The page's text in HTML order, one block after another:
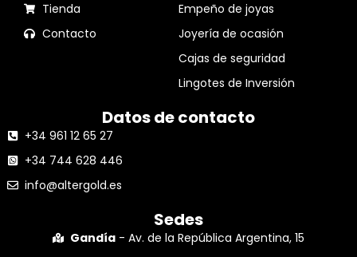
Tienda
Contacto
Empeño de joyas
Joyería de ocasión
Cajas de seguridad
Lingotes de Inversión
Datos de contacto
+34 961 12 65 27
+34 744 628 446
info@altergold.es
Sedes
Gandía - Av. de la República Argentina, 15